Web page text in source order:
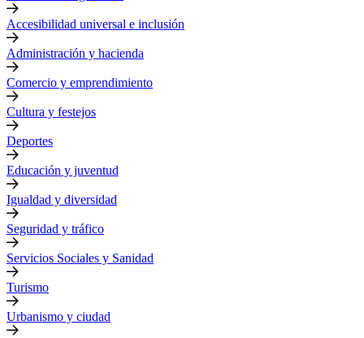
Accesibilidad universal e inclusión
Administración y hacienda
Comercio y emprendimiento
Cultura y festejos
Deportes
Educación y juventud
Igualdad y diversidad
Seguridad y tráfico
Servicios Sociales y Sanidad
Turismo
Urbanismo y ciudad